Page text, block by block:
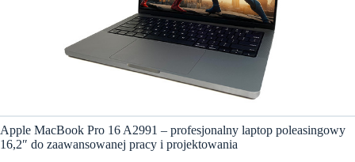
Apple MacBook Pro 16 A2991 – profesjonalny laptop poleasingowy
16,2″ do zaawansowanej pracy i projektowania